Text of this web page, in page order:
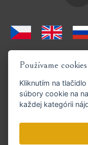
Používame cookies
Kliknutím na tlačidlo
súbory cookie na
každej kategórii